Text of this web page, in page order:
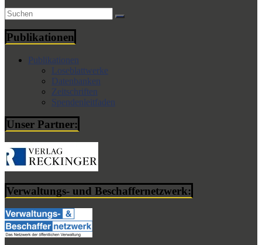
Publikationen
Publikationen
Loseblattwerke
Datenbanken
Zeitschriften
Spendenleitfaden
Unser Partner:
Verwaltungs- und Beschaffernetzwerk: